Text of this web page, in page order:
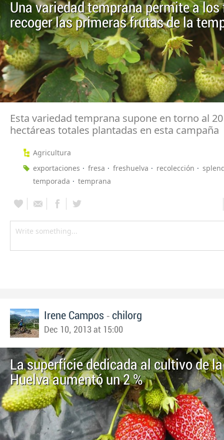
Una variedad temprana permite a los
recoger las primeras frutas de la
Esta variedad temprana supone en torno al
hectáreas totales plantadas en esta campaña
Agricultura
exportaciones
fresa freshuelva recolección
temporada
temprana
Irene Campos - chilorg
Dec 10, 2013 at 15:00
La superficie dedicada al cultivo de
Huelva aumentó un 2 %